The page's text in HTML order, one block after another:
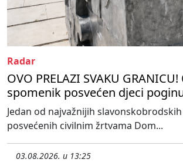
Radar
OVO PRELAZI SVAKU
spomenik posvećen djeci
Jedan od najvažnijih
posvećenih civilnim žrtvama Dom...
03.08.2026. u 13:25